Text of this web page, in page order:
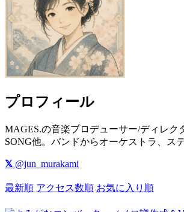
プロフィール
MAGES.の音楽プロデューサー/ディレ
SONG他。バンドからオーケストラ、ス
𝕏 @jun_murakami
最新順 アクセス数順 お気に入り順